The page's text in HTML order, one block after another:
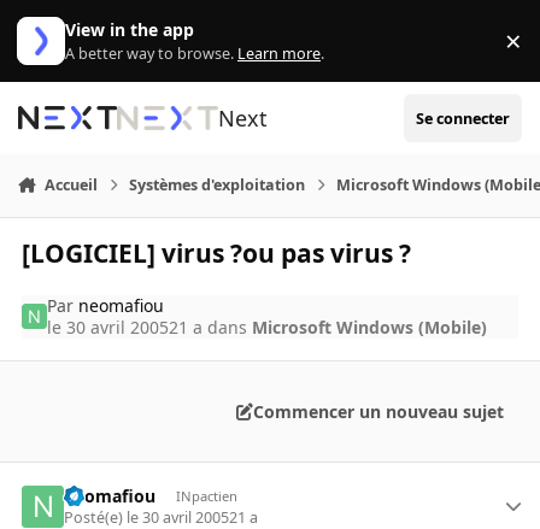
Aller au contenu
View in the app
A better way to browse. Learn more. ×
Next Se connecter
Accueil Systèmes d'exploitation Microsoft Windows
[LOGICIEL] virus ?ou pas virus ?
Par neomafiou
le 30 avril 200521 a dans Microsoft Windows (Mobile)
Commencer un nouveau sujet
neomafiou INpactien
Posté(e) le 30 avril 200521 a